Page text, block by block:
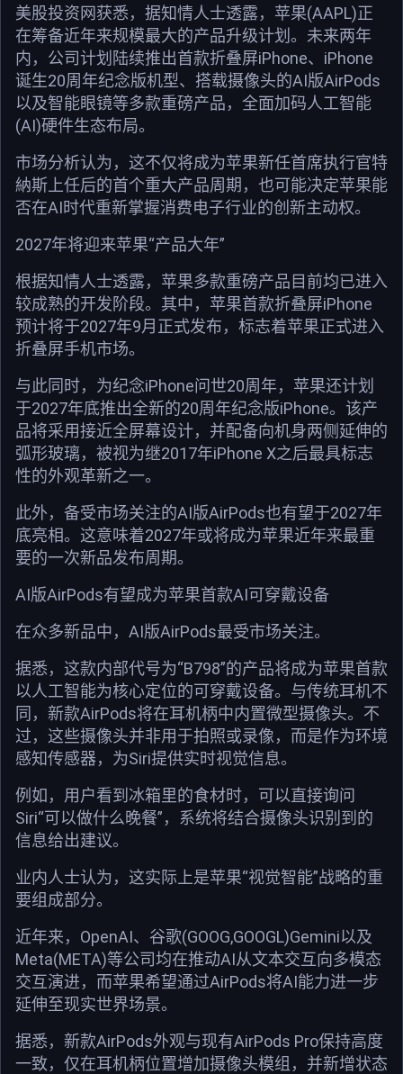
美股投资网获悉，据知情人士透露，苹果(AAPL)正
在筹备近年来规模最大的产品升级计划。未来两年
内，公司计划陆续推出首款折叠屏iPhone、iPhone
诞生20周年纪念版机型、搭载摄像头的AI版AirPods
以及智能眼镜等多款重磅产品，全面加码人工智能
(AI)硬件生态布局。
市场分析认为，这不仅将成为苹果新任首席执行官特
納斯上任后的首个重大产品周期，也可能决定苹果能
否在AI时代重新掌握消费电子行业的创新主动权。
2027年将迎来苹果“产品大年”
根据知情人士透露，苹果多款重磅产品目前均已进入
较成熟的开发阶段。其中，苹果首款折叠屏iPhone
预计将于2027年9月正式发布，标志着苹果正式进入
折叠屏手机市场。
与此同时，为纪念iPhone问世20周年，苹果还计划
于2027年底推出全新的20周年纪念版iPhone。该产
品将采用接近全屏幕设计，并配备向机身两侧延伸的
弧形玻璃，被视为继2017年iPhone X之后最具标志
性的外观革新之一。
此外，备受市场关注的AI版AirPods也有望于2027年
底亮相。这意味着2027年或将成为苹果近年来最重
要的一次新品发布周期。
AI版AirPods有望成为苹果首款AI可穿戴设备
在众多新品中，AI版AirPods最受市场关注。
据悉，这款内部代号为“B798”的产品将成为苹果首款
以人工智能为核心定位的可穿戴设备。与传统耳机不
同，新款AirPods将在耳机柄中内置微型摄像头。不
过，这些摄像头并非用于拍照或录像，而是作为环境
感知传感器，为Siri提供实时视觉信息。
例如，用户看到冰箱里的食材时，可以直接询问
Siri“可以做什么晚餐”，系统将结合摄像头识别到的
信息给出建议。
业内人士认为，这实际上是苹果“视觉智能”战略的重
要组成部分。
近年来，OpenAI、谷歌(GOOG,GOOGL)Gemini以及
Meta(META)等公司均在推动AI从文本交互向多模态
交互演进，而苹果希望通过AirPods将AI能力进一步
延伸至现实世界场景。
据悉，新款AirPods外观与现有AirPods Pro保持高度
一致，仅在耳机柄位置增加摄像头模组，并新增状态